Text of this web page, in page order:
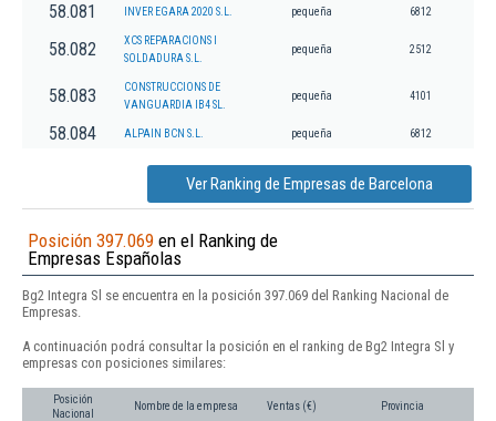
58.081 INVER EGARA 2020 S.L. pequeña 6812
58.082
XCS REPARACIONS I
SOLDADURA S.L.
pequeña 2512
58.083
CONSTRUCCIONS DE
VANGUARDIA IB4 SL.
pequeña 4101
58.084 ALPAIN BCN S.L. pequeña 6812
Ver Ranking de Empresas de Barcelona
Posición 397.069 en el Ranking de
Empresas Españolas
Bg2 Integra Sl se encuentra en la posición 397.069 del Ranking Nacional de
Empresas.
A continuación podrá consultar la posición en el ranking de Bg2 Integra Sl y
empresas con posiciones similares:
Posición
Nacional
Nombre de la empresa Ventas (€) Provincia